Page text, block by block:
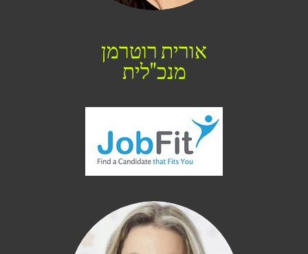
אורית רוטרמן
מנכ"לית